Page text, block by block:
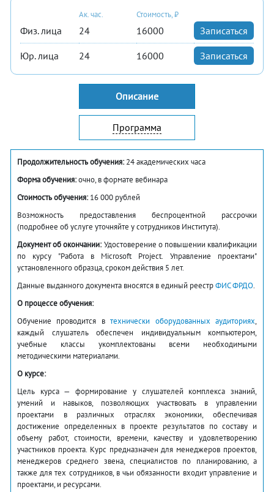
Ак. час. Стоимость, ₽
Физ. лица 24 16000 Записаться
Юр. лица 24 16000 Записаться
Описание
Программа
Продолжительность обучения:24 академических часа
Форма обучения:очно, в формате вебинара
Стоимость обучения:16 000 рублей
Возможность предоставления беспроцентной рассрочки
(подробнее об услуге уточняйте у сотрудников Института).
Документ об окончании:Удостоверение о повышении квалификации
по курсу "Работа в Microsoft Project. Управление проектами"
установленного образца, сроком действия 5 лет.
Данные выданного документа вносятся в единый реестрФИС ФРДО.
О процессе обучения:
Обучение проводится втехнически оборудованных аудиториях,
каждый слушатель обеспечен индивидуальным компьютером,
учебные классы укомплектованы всеми необходимыми
методическими материалами.
О курсе:
Цель курса — формирование у слушателей комплекса знаний,
умений и навыков, позволяющих участвовать в управлении
проектами в различных отраслях экономики, обеспечивая
достижение определенных в проекте результатов по составу и
объему работ, стоимости, времени, качеству и удовлетворению
участников проекта. Курс предназначен для менеджеров проектов,
менеджеров среднего звена, специалистов по планированию, а
также для тех сотрудников, в чьи обязанности входит управление и
проектами, и ресурсами.